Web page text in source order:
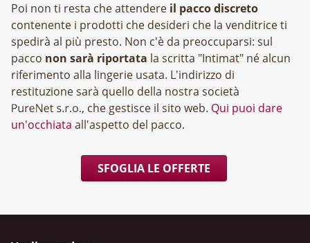
Poi non ti resta che attendere il pacco discreto
contenente i prodotti che desideri che la venditrice ti
spedirà al più presto. Non c'è da preoccuparsi: sul
pacco non sarà riportata la scritta "Intimat" né alcun
riferimento alla lingerie usata. L'indirizzo di
restituzione sarà quello della nostra società
, che gestisce il sito web. Qui puoi dare
un'occhiata all'aspetto del pacco.
SFOGLIA LE OFFERTE